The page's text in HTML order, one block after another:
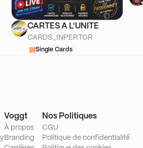
CARTES A L'UNITE
CARDS_INPERTOR
Single Cards
Voggt
À propos
Branding
Nos Politiques
CGU
Politique de confidentialité